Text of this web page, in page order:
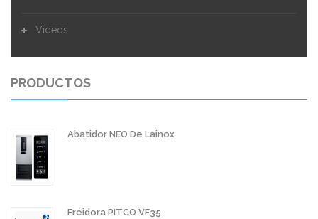
Videos
PRODUCTOS
Abatidor NEO De Lainox
Freidora PITCO VF35